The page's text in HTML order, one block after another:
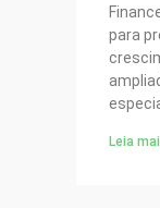
para
Leia